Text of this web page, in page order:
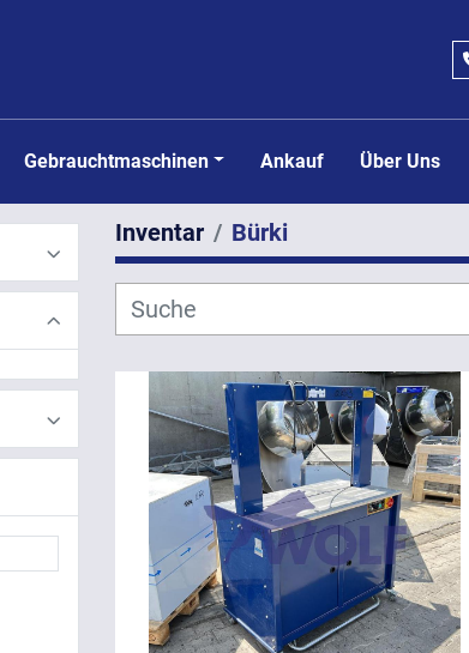
Gebrauchtmaschinen Ankauf Über Uns
Inventar Bürki